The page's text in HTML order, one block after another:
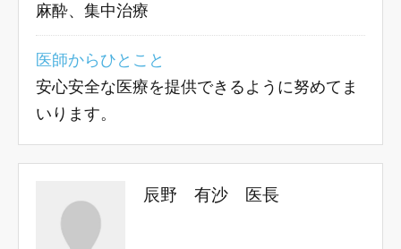
麻酔、集中治療
医師からひとこと
安心安全な医療を提供できるように努めてま
いります。
辰野 有沙 医長